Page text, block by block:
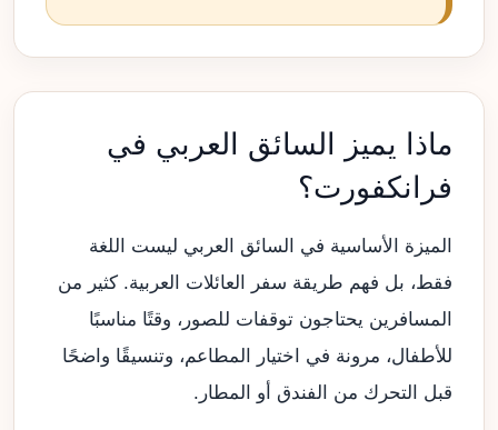
ماذا يميز السائق العربي في
فرانكفورت؟
الميزة الأساسية في السائق العربي ليست اللغة
فقط، بل فهم طريقة سفر العائلات العربية. كثير من
المسافرين يحتاجون توقفات للصور، وقتًا مناسبًا
للأطفال، مرونة في اختيار المطاعم، وتنسيقًا واضحًا
قبل التحرك من الفندق أو المطار.